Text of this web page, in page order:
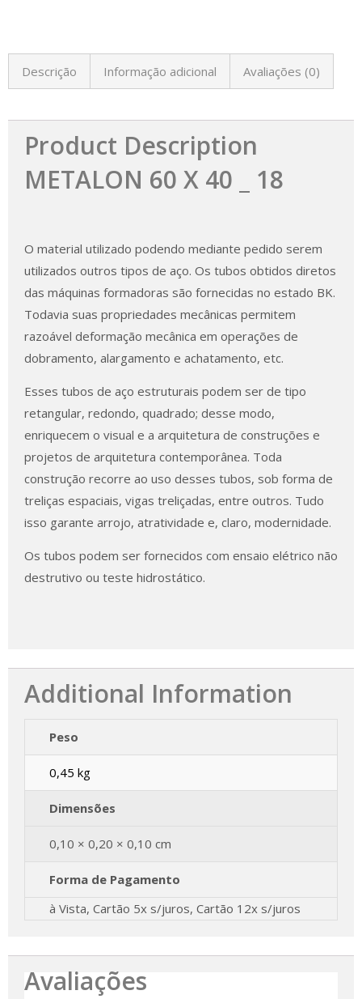
Descrição Informação adicional Avaliações (0)
Product Description
METALON 60 X 40 _ 18
O material utilizado podendo mediante pedido serem
utilizados outros tipos de aço. Os tubos obtidos diretos
das máquinas formadoras são fornecidas no estado BK.
Todavia suas propriedades mecânicas permitem
razoável deformação mecânica em operações de
dobramento, alargamento e achatamento, etc.
Esses tubos de aço estruturais podem ser de tipo
retangular, redondo, quadrado; desse modo,
enriquecem o visual e a arquitetura de construções e
projetos de arquitetura contemporânea. Toda
construção recorre ao uso desses tubos, sob forma de
treliças espaciais, vigas treliçadas, entre outros. Tudo
isso garante arrojo, atratividade e, claro, modernidade.
Os tubos podem ser fornecidos com ensaio elétrico não
destrutivo ou teste hidrostático.
Additional Information
Peso
0,45 kg
Dimensões
0,10 × 0,20 × 0,10 cm
Forma de Pagamento
à Vista, Cartão 5x s/juros, Cartão 12x s/juros
Avaliações